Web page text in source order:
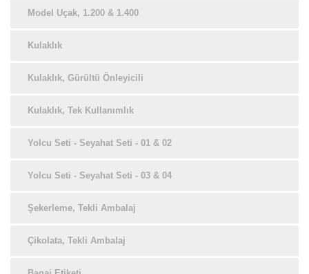
Model Uçak, 1.200 & 1.400
Kulaklık
Kulaklık, Gürültü Önleyicili
Kulaklık, Tek Kullanımlık
Yolcu Seti - Seyahat Seti - 01 & 02
Yolcu Seti - Seyahat Seti - 03 & 04
Şekerleme, Tekli Ambalaj
Çikolata, Tekli Ambalaj